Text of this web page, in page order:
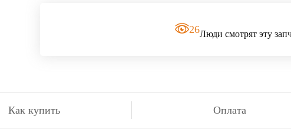
26Люди смотрят эту
Как купить Оплата